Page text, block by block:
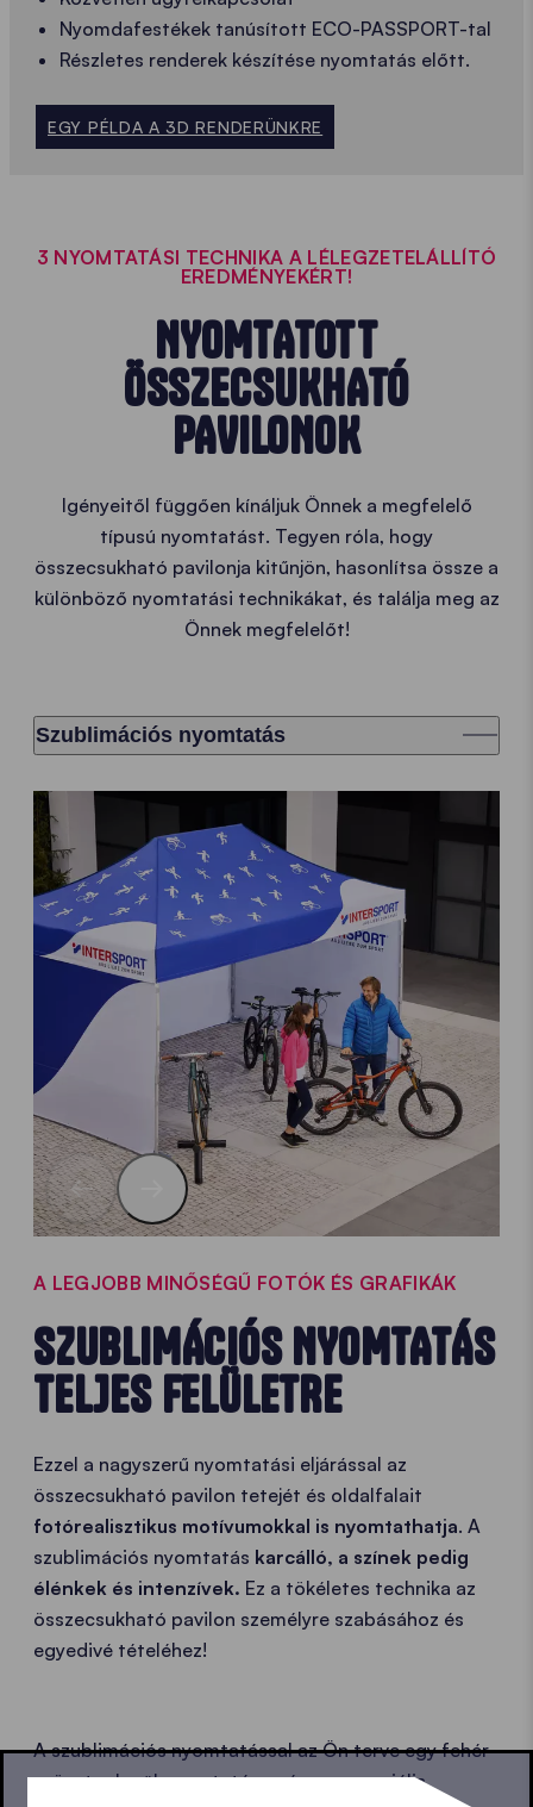
Nyomdafestékek tanúsított ECO-PASSPORT-tal
Részletes renderek készítése nyomtatás előtt.
EGY PÉLDA A 3D RENDERÜNKRE
3 NYOMTATÁSI TECHNIKA A LÉLEGZETELÁLLÍTÓ
EREDMÉNYEKÉRT!
NYOMTATOTT
ÖSSZECSUKHATÓ
PAVILONOK
Igényeitől függően kínáljuk Önnek a megfelelő
típusú nyomtatást. Tegyen róla, hogy
összecsukható pavilonja kitűnjön, hasonlítsa össze a
különböző nyomtatási technikákat, és találja meg az
Önnek megfelelőt!
Szublimációs nyomtatás
A LEGJOBB MINŐSÉGŰ FOTÓK ÉS GRAFIKÁK
SZUBLIMÁCIÓS NYOMTATÁS
TELJES FELÜLETRE
Ezzel a nagyszerű nyomtatási eljárással az
összecsukható pavilon tetejét és oldalfalait
fotórealisztikus motívumokkal is nyomtathatja. A
szublimációs nyomtatás karcálló, a színek pedig
élénkek és intenzívek. Ez a tökéletes technika az
összecsukható pavilon személyre szabásához és
egyedivé tételéhez!
A szublimációs nyomtatással az Ön terve egy fehér
szövetre kerül nyomtatásra, és egy speciális